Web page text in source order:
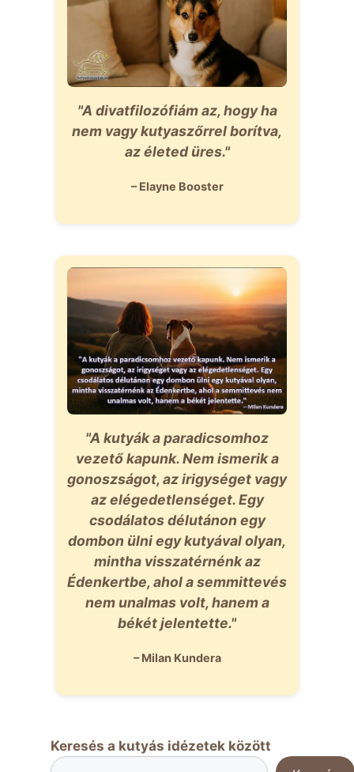
"A divatfilozófiám az, hogy ha
nem vagy kutyaszőrrel borítva,
az életed üres."
– Elayne Booster
"A kutyák a paradicsomhoz
vezető kapunk. Nem ismerik a
gonoszságot, az irigységet vagy
az elégedetlenséget. Egy
csodálatos délutánon egy
dombon ülni egy kutyával olyan,
mintha visszatérnénk az
Édenkertbe, ahol a semmittevés
nem unalmas volt, hanem a
békét jelentette."
– Milan Kundera
Keresés a kutyás idézetek között